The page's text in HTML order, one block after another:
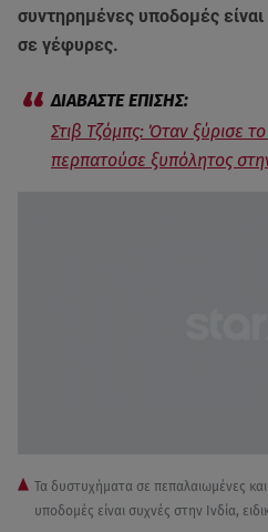
συντηρημένες υποδομές είναι
σε γέφυρες.
Στιβ Τζόμπς: Όταν ξύρισε
περπατούσε ξυπόλητος
Τα δυστυχήματα σε πεπαλαιωμένες
υποδομές είναι συχνές στην Ινδία,